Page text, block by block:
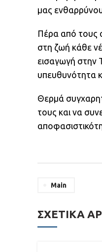
μας
Πέρα από τους
στη ζωή κάθε
εισαγωγή στην
υπευθυνότητα
Θερμά
τους και να
Main
ΣΧΕΤΙΚΆ